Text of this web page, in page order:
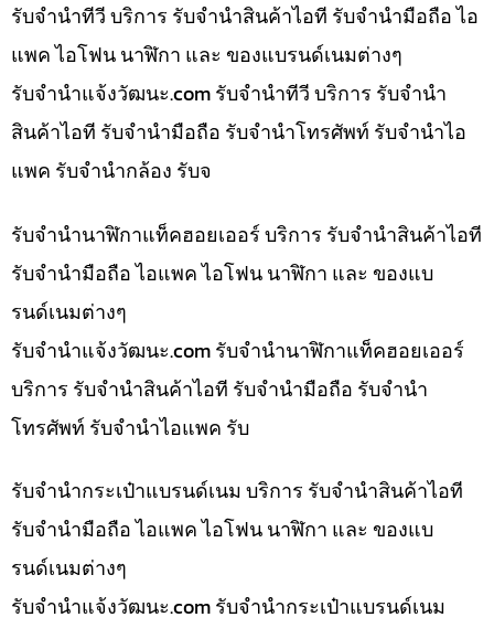
รับจำนำทีวี บริการ รับจำนำสินค้าไอที รับจำนำมือถือ ไอ
แพค ไอโฟน นาฬิกา และ ของแบรนด์เนมต่างๆ
รับจํานําแจ้งวัฒนะ.com รับจำนำทีวี บริการ รับจำนำ
สินค้าไอที รับจำนำมือถือ รับจำนำโทรศัพท์ รับจำนำไอ
แพค รับจำนำกล้อง รับจ
รับจำนำนาฬิกาแท็คฮอยเออร์ บริการ รับจำนำสินค้าไอที
รับจำนำมือถือ ไอแพค ไอโฟน นาฬิกา และ ของแบ
รนด์เนมต่างๆ
รับจํานําแจ้งวัฒนะ.com รับจำนำนาฬิกาแท็คฮอยเออร์
บริการ รับจำนำสินค้าไอที รับจำนำมือถือ รับจำนำ
โทรศัพท์ รับจำนำไอแพค รับ
รับจำนำกระเป๋าแบรนด์เนม บริการ รับจำนำสินค้าไอที
รับจำนำมือถือ ไอแพค ไอโฟน นาฬิกา และ ของแบ
รนด์เนมต่างๆ
รับจํานําแจ้งวัฒนะ.com รับจำนำกระเป๋าแบรนด์เนม